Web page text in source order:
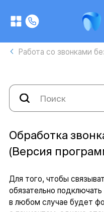
Работа со звонками
Обработка
(Версия
Для того, чтобы
обязательно
в любом случае будет